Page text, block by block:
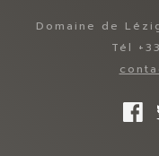
Domaine de
Tél